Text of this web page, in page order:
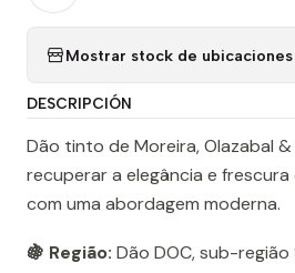
Mostrar stock de ubicaciones
DESCRIPCIÓN
Dão tinto de Moreira, Olazabal
recuperar a elegância e
com uma abordagem moderna.
🍇 Região: Dão DOC, sub-região